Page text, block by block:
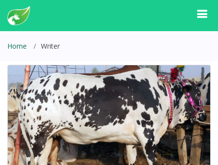
Home Writer